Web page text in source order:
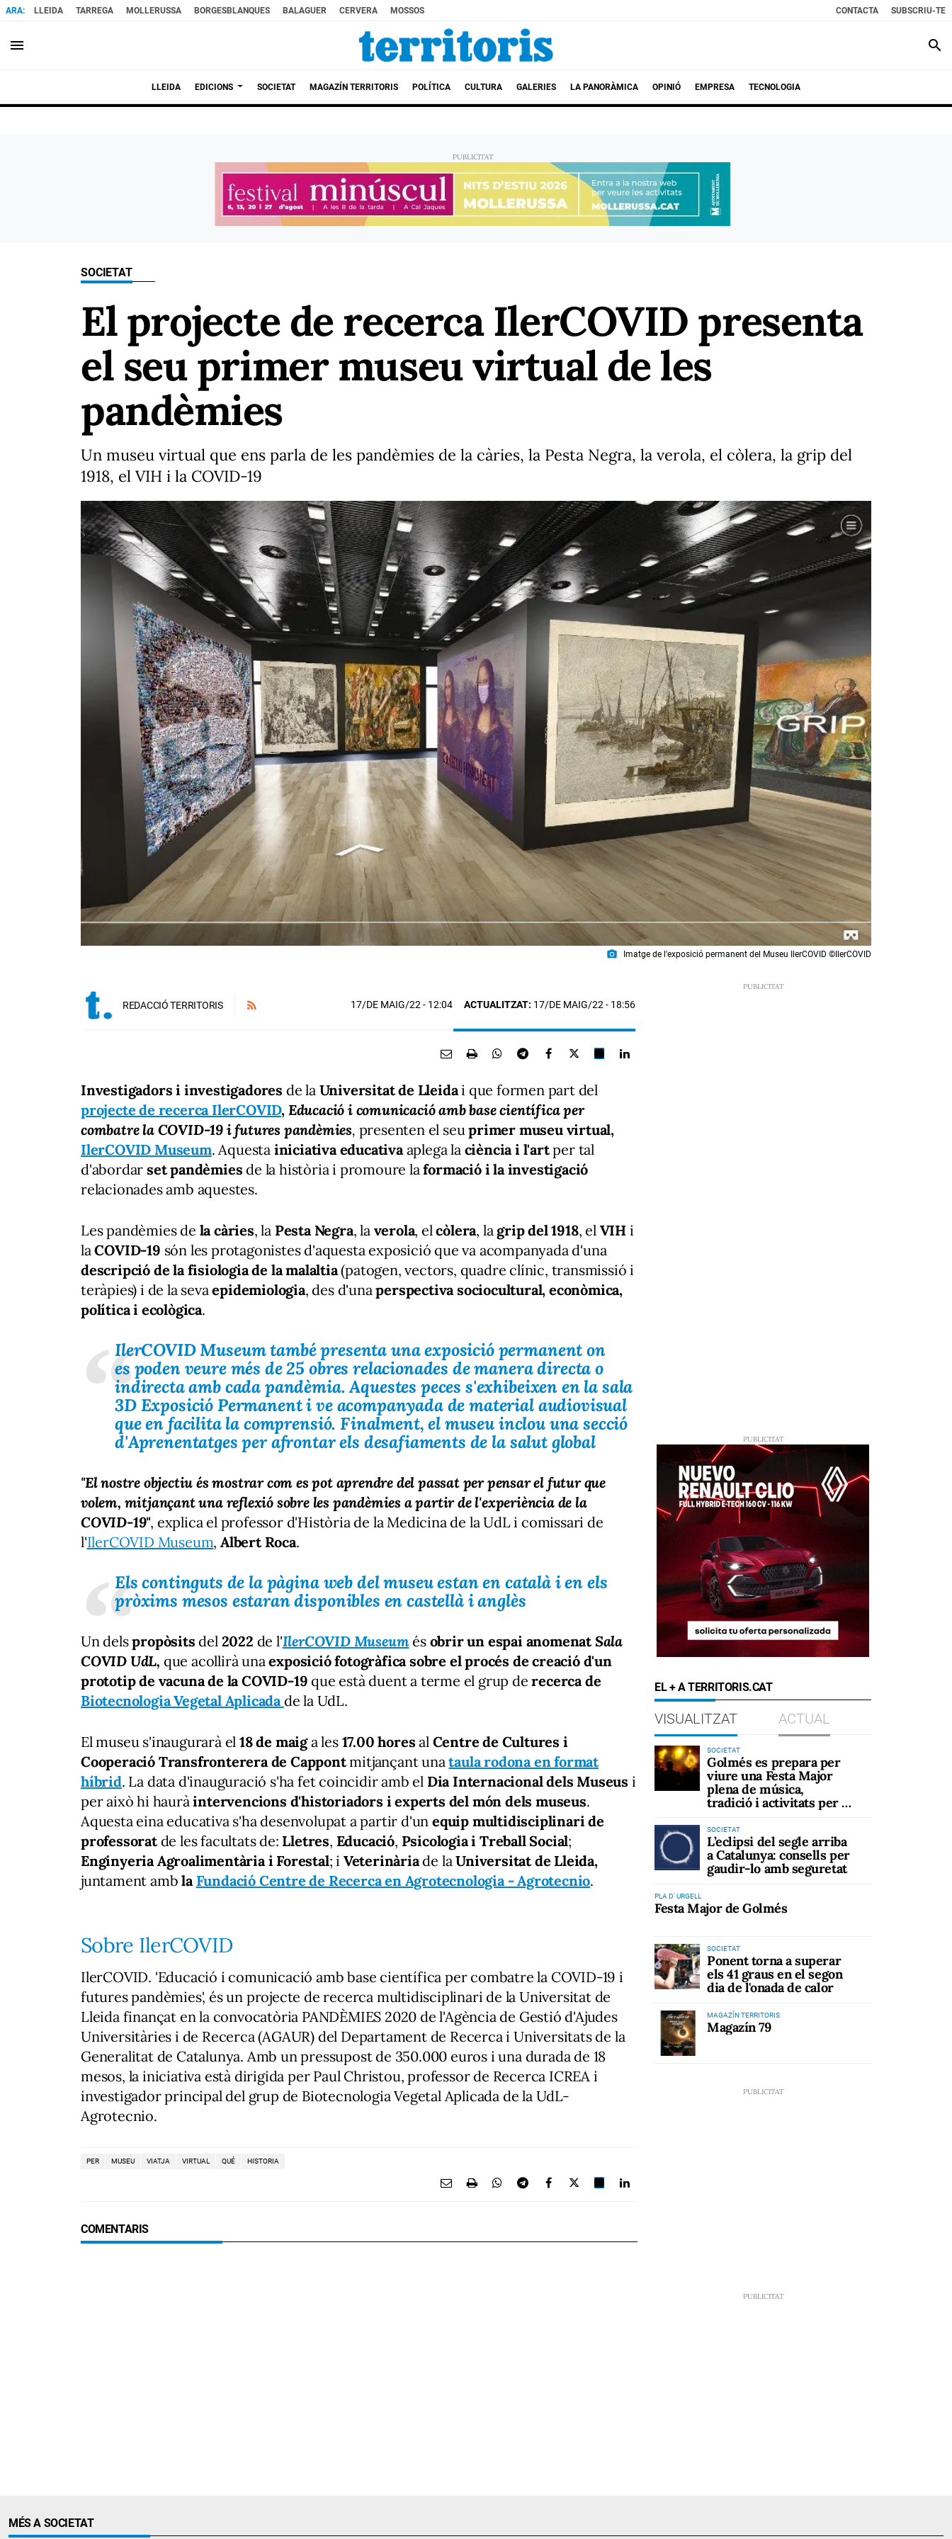
LLEIDA TARREGA MOLLERUSSA BORGESBLANQUES BALAGUER CERVERA MOSSOS CONTACTA SUBSCRIU-TE
menu search
LLEIDA EDICIONS SOCIETAT MAGAZÍN TERRITORIS POLÍTICA CULTURA GALERIES LA PANORÀMICA OPINIÓ EMPRESA TECNOLOGIA
SOCIETAT
El projecte de recerca IlerCOVID presenta
el seu primer museu virtual de les
pandèmies
Un museu virtual que ens parla de les pandèmies de la càries, la Pesta Negra, la verola, el còlera, la grip del
1918, el VIH i la COVID-19
photo_camera Imatge de l'exposició permanent del Museu IlerCOVID ©IlerCOVID
REDACCIÓ TERRITORIS 17/DE MAIG/22- 12:04 ACTUALITZAT: 17/DE MAIG/22 - 18:56
Investigadors i investigadores de la Universitat de Lleidai que formen part del
projecte de recerca IlerCOVID, Educació i comunicació amb base científica per
combatre la COVID-19 i futures pandèmies, presenten el seu primer museu virtual,
IlerCOVID Museum. Aquesta iniciativa educativaaplega la ciència i l'artper tal
d'abordar set pandèmiesde la història i promoure laformació i la investigació
relacionades amb aquestes.
Les pandèmies de la càries, la Pesta Negra, la verola, elcòlera, la grip del 1918, el VIH i
laCOVID-19 són les protagonistes d'aquesta exposició que va acompanyada d'una
descripció de la fisiologia de la malaltia(patogen, vectors, quadre clínic, transmissió i
teràpies) i de la sevaepidemiologia, des d'unaperspectiva sociocultural, econòmica,
política i ecològica.
IlerCOVID Museumtambé presenta una exposició permanent on
es poden veure més de 25 obres relacionades de manera directa o
indirecta amb cada pandèmia. Aquestes peces s'exhibeixen en la sala
3DExposició Permanenti ve acompanyada de material audiovisual
que en facilita la comprensió. Finalment, el museu inclou una secció
d'Aprenentatgesper afrontar els desafiaments de la salut global
"El nostre objectiu és mostrar com es pot aprendre del passat per pensar el futur que
volem, mitjançant una reflexió sobre les pandèmies a partir de l'experiència de la
COVID-19", explica el professor d'Història de la Medicina de la UdL i comissari de
l'IlerCOVID Museum,Albert Roca.
Els continguts de la pàgina web del museu estan en català i en els
pròxims mesos estaran disponibles en castellà i anglès
Un delspropòsits del 2022 de l'IlerCOVID Museumés obrir un espai anomenat Sala
COVID UdL, que acollirà unaexposició fotogràfica sobre el procés de creació d'un
prototip de vacuna de la COVID-19 que està duent a terme el grup derecerca de
Biotecnologia Vegetal Aplicada de la UdL.
El museu s'inaugurarà el 18 de maiga les 17.00 hores al Centre de Cultures i
Cooperació Transfronterera de Cappontmitjançant unataula rodona en format
híbrid. La data d'inauguració s'ha fet coincidir amb el Dia Internacional dels Museus i
per això hi haurà intervencions d'historiadors i experts del món dels museus.
Aquesta eina educativa s'ha desenvolupat a partir d'un equip multidisciplinari de
professoratde les facultats de: Lletres, Educació, Psicologia i Treball Social;
Enginyeria Agroalimentària i Forestal; i Veterinàriade laUniversitat de Lleida,
juntament amb la Fundació Centre de Recerca en Agrotecnologia - Agrotecnio.
Sobre IlerCOVID
IlerCOVID. 'Educació i comunicació amb base científica per combatre la COVID-19 i
futures pandèmies', és un projecte de recerca multidisciplinari de la Universitat de
Lleida finançat en la convocatòria PANDÈMIES 2020 de l'Agència de Gestió d'Ajudes
Universitàries i de Recerca (AGAUR) del Departament de Recerca i Universitats de la
Generalitat de Catalunya. Amb un pressupost de 350.000 euros i una durada de 18
mesos, la iniciativa està dirigida per Paul Christou, professor de Recerca ICREA i
investigador principal del grup de Biotecnologia Vegetal Aplicada de la UdL-
Agrotecnio.
PER MUSEU VIATJA VIRTUAL QUÉ HISTORIA
COMENTARIS
EL + A TERRITORIS.CAT
VISUALITZAT ACTUAL
SOCIETAT
Golmés es prepara per
viure una Festa Major
plena de música,
tradició i activitats per a
SOCIETAT
L’eclipsi del segle arriba
a Catalunya: consells per
gaudir-lo amb seguretat
PLA D' URGELL
Festa Major de Golmés
SOCIETAT
Ponent torna a superar
els 41 graus en el segon
dia de l'onada de calor
MAGAZÍN TERRITORIS
Magazín 79
MÉS A SOCIETAT